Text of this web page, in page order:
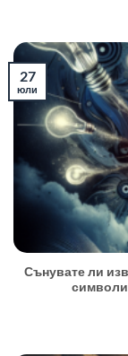
Сънувате ли
27
юли